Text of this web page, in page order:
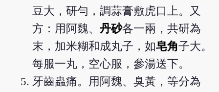
豆大，研勻，調蒜膏敷虎口上。又
方：用阿魏、丹砂各一兩，共研為
末，加米糊和成丸子，如皂角子大。
每服一丸，空心服，參湯送下。
牙齒蟲痛。用阿魏、臭黃，等分為